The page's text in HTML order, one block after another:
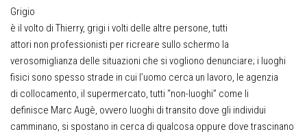
Grigio
è il volto di Thierry, grigi i volti delle altre persone, tutti
attori non professionisti per ricreare sullo schermo la
verosomiglianza delle situazioni che si vogliono denunciare; i luoghi
fisici sono spesso strade in cui l’uomo cerca un lavoro, le agenzia
di collocamento, il supermercato, tutti “non-luoghi” come li
definisce Marc Augè, ovvero luoghi di transito dove gli individui
camminano, si spostano in cerca di qualcosa oppure dove trascinano